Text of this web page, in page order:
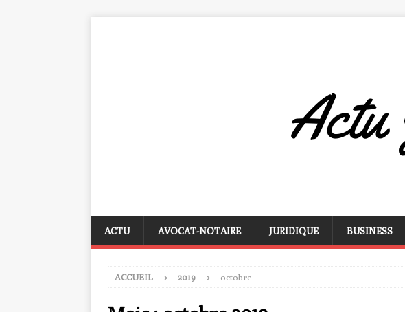
ACTU AVOCAT-NOTAIRE JURIDIQUE BUSINESS
ACCUEIL 2019 octobre